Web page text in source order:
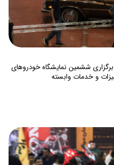
ششمین نمایشگاه خودروهای
و خدمات وابسته